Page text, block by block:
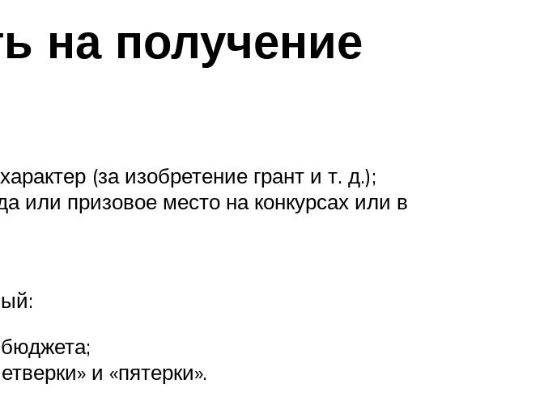
на получение
(за изобретение грант и т. д.);
или призовое место на конкурсах или в
и «пятерки».